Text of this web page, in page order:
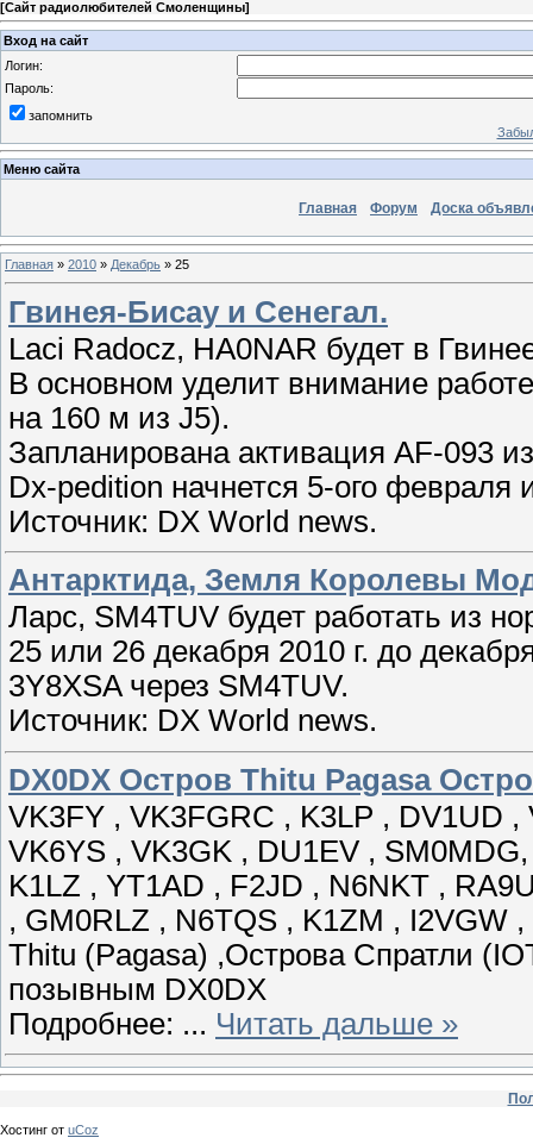
[Сайт радиолюбителей Смоленщины]
Вход на сайт
Логин:
Пароль:
запомнить
Меню сайта
Главная Форум Доска
Главная » 2010 » Декабрь » 25
Гвинея-Бисау и Сенегал.
Laci Radocz, HA0NAR будет в
В основном уделит внимание
на 160 м из J5).
Запланирована активация AF-093
Dx-pedition начнется 5-ого февраля
Источник: DX World news.
Антарктида, Земля Королевы
Ларс, SM4TUV будет работать из
25 или 26 декабря 2010 г. до
3Y8XSA через SM4TUV.
Источник: DX World news.
DX0DX Остров Thitu Pagasa
VK3FY , VK3FGRC , K3LP , DV1UD
VK6YS , VK3GK , DU1EV ,
K1LZ , YT1AD , F2JD , N6NKT ,
, GM0RLZ , N6TQS , K1ZM , I2VGW
Thitu (Pagasa) ,Острова Спратли
позывным DX0DX
Подробнее: ... Читать дальше »
Хостинг от uCoz